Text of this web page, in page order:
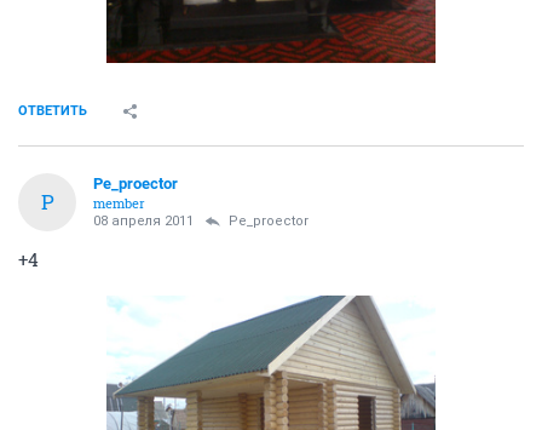
ОТВЕТИТЬ
P
Pe_proector
member
08 апреля 2011 Pe_proector
+4